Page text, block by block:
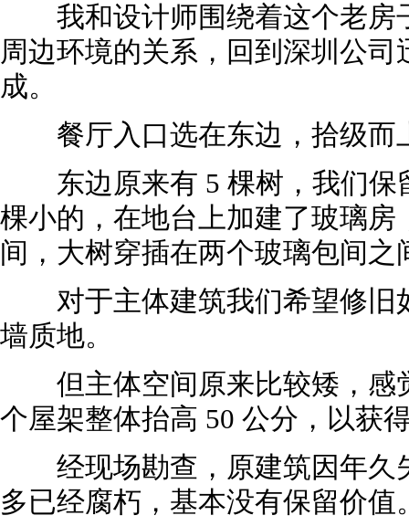
我和设计师围绕着这个老房
周边环境的关系，回到深圳公
成。
餐厅入口选在东边，拾级而
东边原来有 5 棵树，我们保
棵小的，在地台上加建了玻璃
间，大树穿插在两个玻璃包间之
对于主体建筑我们希望修旧
墙质地。
但主体空间原来比较矮，感
个屋架整体抬高 50 公分，以获
经现场勘查，原建筑因年久
多已经腐朽，基本没有保留价值